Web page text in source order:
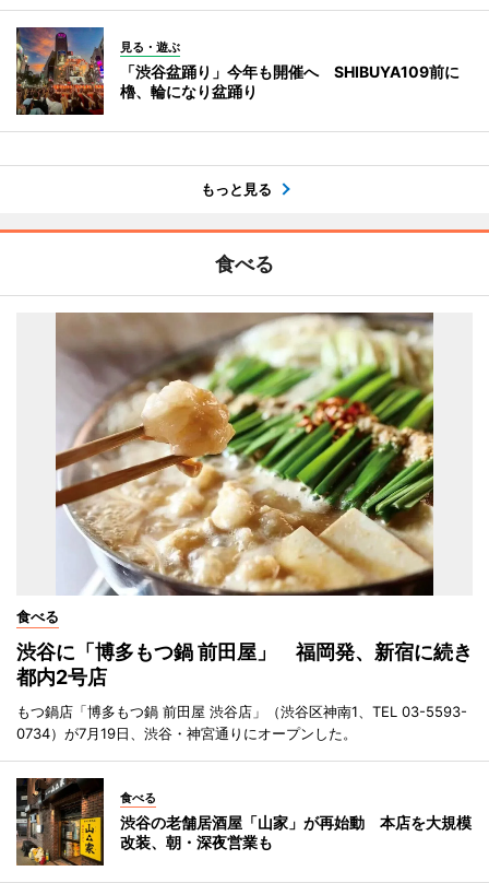
見る・遊ぶ
「渋谷盆踊り」今年も開催へ SHIBUYA109前に
櫓、輪になり盆踊り
もっと見る
食べる
食べる
渋谷に「博多もつ鍋 前田屋」 福岡発、新宿に続き
都内2号店
もつ鍋店「博多もつ鍋 前田屋 渋谷店」（渋谷区神南1、TEL 03-5593-
0734）が7月19日、渋谷・神宮通りにオープンした。
食べる
渋谷の老舗居酒屋「山家」が再始動 本店を大規模
改装、朝・深夜営業も